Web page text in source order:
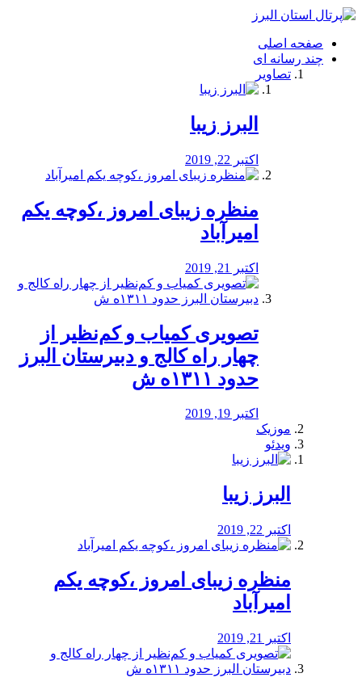
فصد
شرق
تهران
خشکشویی
صفحه اصلی
چند رسانه ای
تصاویر
البرز زیبا
اکتبر 22, 2019
منظره‌‌ زیبای امروز ،کوچه یکم
امیرآباد
اکتبر 21, 2019
️تصویری کمیاب و کم‌نظیر از
چهار راه كالج و دبيرستان البرز
حدود ۱۳۱۱ه ش
اکتبر 19, 2019
موزیک
ویدئو
البرز زیبا
اکتبر 22, 2019
منظره‌‌ زیبای امروز ،کوچه یکم
امیرآباد
اکتبر 21, 2019